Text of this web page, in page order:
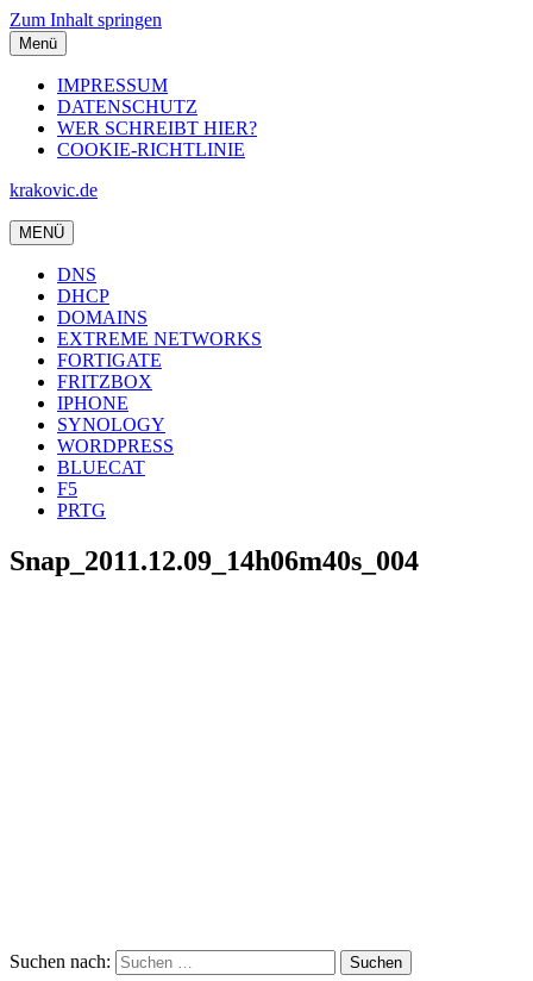
Zum Inhalt springen
Menü
IMPRESSUM
DATENSCHUTZ
WER SCHREIBT HIER?
COOKIE-RICHTLINIE
krakovic.de
MENÜ
DNS
DHCP
DOMAINS
EXTREME NETWORKS
FORTIGATE
FRITZBOX
IPHONE
SYNOLOGY
WORDPRESS
BLUECAT
F5
PRTG
Snap_2011.12.09_14h06m40s_004
Suchen nach: